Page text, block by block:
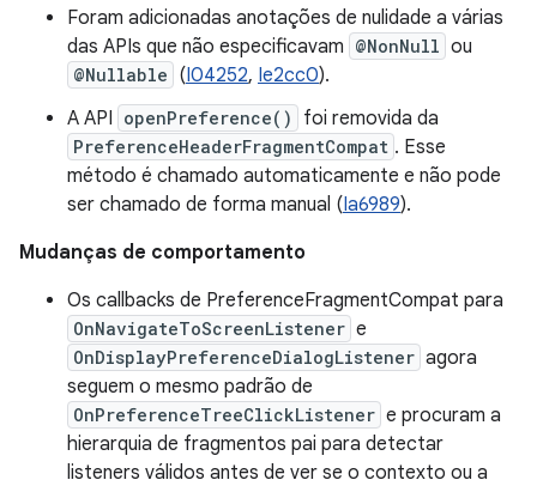
Foram adicionadas anotações de nulidade a várias
das APIs que não especificavam @NonNull ou
@Nullable (I04252, Ie2cc0).
A API openPreference() foi removida da
PreferenceHeaderFragmentCompat . Esse
método é chamado automaticamente e não pode
ser chamado de forma manual (Ia6989).
Mudanças de comportamento
Os callbacks de PreferenceFragmentCompat para
OnNavigateToScreenListener e
OnDisplayPreferenceDialogListener agora
seguem o mesmo padrão de
OnPreferenceTreeClickListener e procuram a
hierarquia de fragmentos pai para detectar
listeners válidos antes de ver se o contexto ou a